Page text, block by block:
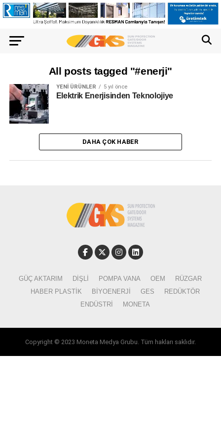
All posts tagged "#enerji"
YENI ÜRÜNLER 5 yıl önce
Elektrik Enerjisinden Teknolojiye
DAHA ÇOK HABER
GÜÇ AKTARIM DIŞLI POMPA VANA OEM
RÜZGAR
HABER PLASTIK
BIYOENERJI GES
REDÜKTÖR
ENDÜSTRI
MONETA
Copyright © 2023 Moneta Medya Grubu. Tüm hakları saklıdır.